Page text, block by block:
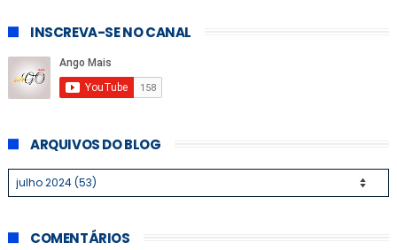
INSCREVA-SE NO CANAL
ARQUIVOS DO BLOG
COMENTÁRIOS